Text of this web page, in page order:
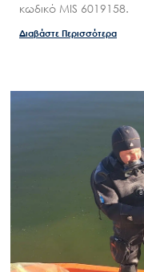
κωδικό MIS 6019158.
Διαβάστε Περισσότερα